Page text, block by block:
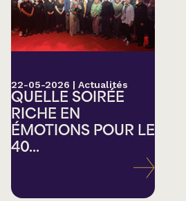
22-05-2026 | Actualités
QUELLE SOIRÉE
RICHE EN
ÉMOTIONS POUR LE
40...